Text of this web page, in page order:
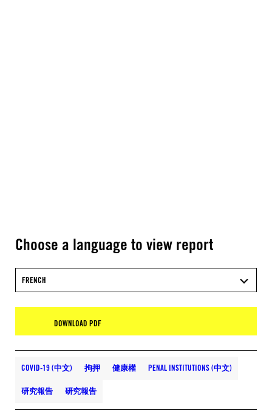
Choose a language to view report
FRENCH
DOWNLOAD PDF
COVID-19 (中文) 拘押 健康權 PENAL INSTITUTIONS (中文)
研究報告 研究報告